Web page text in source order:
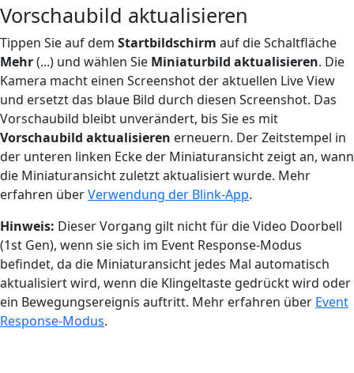
Vorschaubild aktualisieren
Tippen Sie auf dem Startbildschirm auf die Schaltfläche
Mehr(...) und wählen Sie Miniaturbild aktualisieren. Die
Kamera macht einen Screenshot der aktuellen Live View
und ersetzt das blaue Bild durch diesen Screenshot. Das
Vorschaubild bleibt unverändert, bis Sie es mit
Vorschaubild aktualisieren erneuern. Der Zeitstempel in
der unteren linken Ecke der Miniaturansicht zeigt an, wann
die Miniaturansicht zuletzt aktualisiert wurde. Mehr
erfahren überVerwendung der Blink-App.
Hinweis: Dieser Vorgang gilt nicht für die Video Doorbell
(1st Gen), wenn sie sich im Event Response-Modus
befindet, da die Miniaturansicht jedes Mal automatisch
aktualisiert wird, wenn die Klingeltaste gedrückt wird oder
ein Bewegungsereignis auftritt. Mehr erfahren über Event
Response-Modus.